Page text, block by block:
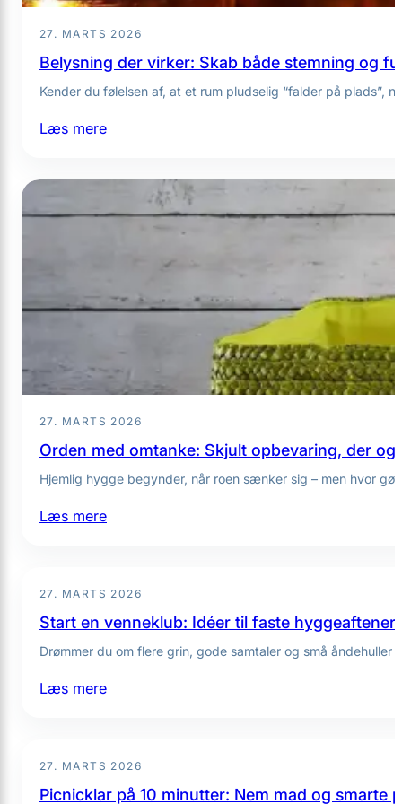
hverdagen
27. MARTS 2026
Belysning der virker: Skab både stemning og
Kender du følelsen af, at et rum pludselig “falder på plads”,
Læs mere:
virker:
Skab
stemning
funktion
hjemmet
27. MARTS 2026
Orden med omtanke: Skjult opbevaring, der
Hjemlig hygge begynder, når roen sænker sig – men hvor
Læs mere:
omtanke:
opbevaring,
der
27. MARTS 2026
Start en venneklub: Idéer til faste
Drømmer du om flere grin, gode samtaler og små
Læs mere:
venneklub:
27. MARTS 2026
Picnicklar på 10 minutter: Nem mad og smarte